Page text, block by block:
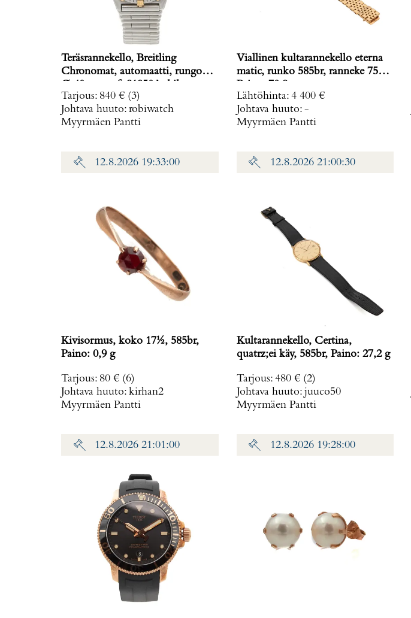
Teräsrannekello, Breitling
Chronomat, automaatti, rungon
pituus 160mm, nupista pala
irronnut, hihnan kiinnitys löysä,
laatikko, Paino: 0 g
Tarjous: 840 € (3)
Johtava huuto: robiwatch
Myyrmäen Pantti
Viallinen kultarannekello eterna
matic, runko 585br, ranneke 750,
Lähtöhinta: 4 400 €
Johtava huuto: -
Myyrmäen Pantti
12.8.2026 19:33:00
Kivisormus, koko 17½, 585br,
Paino: 0,9 g
Tarjous: 80 € (6)
Johtava huuto: kirhan2
Myyrmäen Pantti
12.8.2026 21:00:30
Kultarannekello, Certina,
quatrz;ei käy, 585br, Paino: 27,2 g
Tarjous: 480 € (2)
Johtava huuto: juuco50
Myyrmäen Pantti
12.8.2026 21:01:00 12.8.2026 19:28:00